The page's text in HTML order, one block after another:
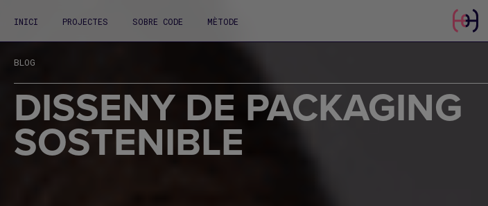
INICI PROJECTES SOBRE CODE MÈTODE
BLOG
DISSENY DE PACKAGING
SOSTENIBLE